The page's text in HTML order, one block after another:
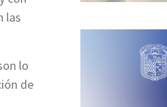
las
lo
de